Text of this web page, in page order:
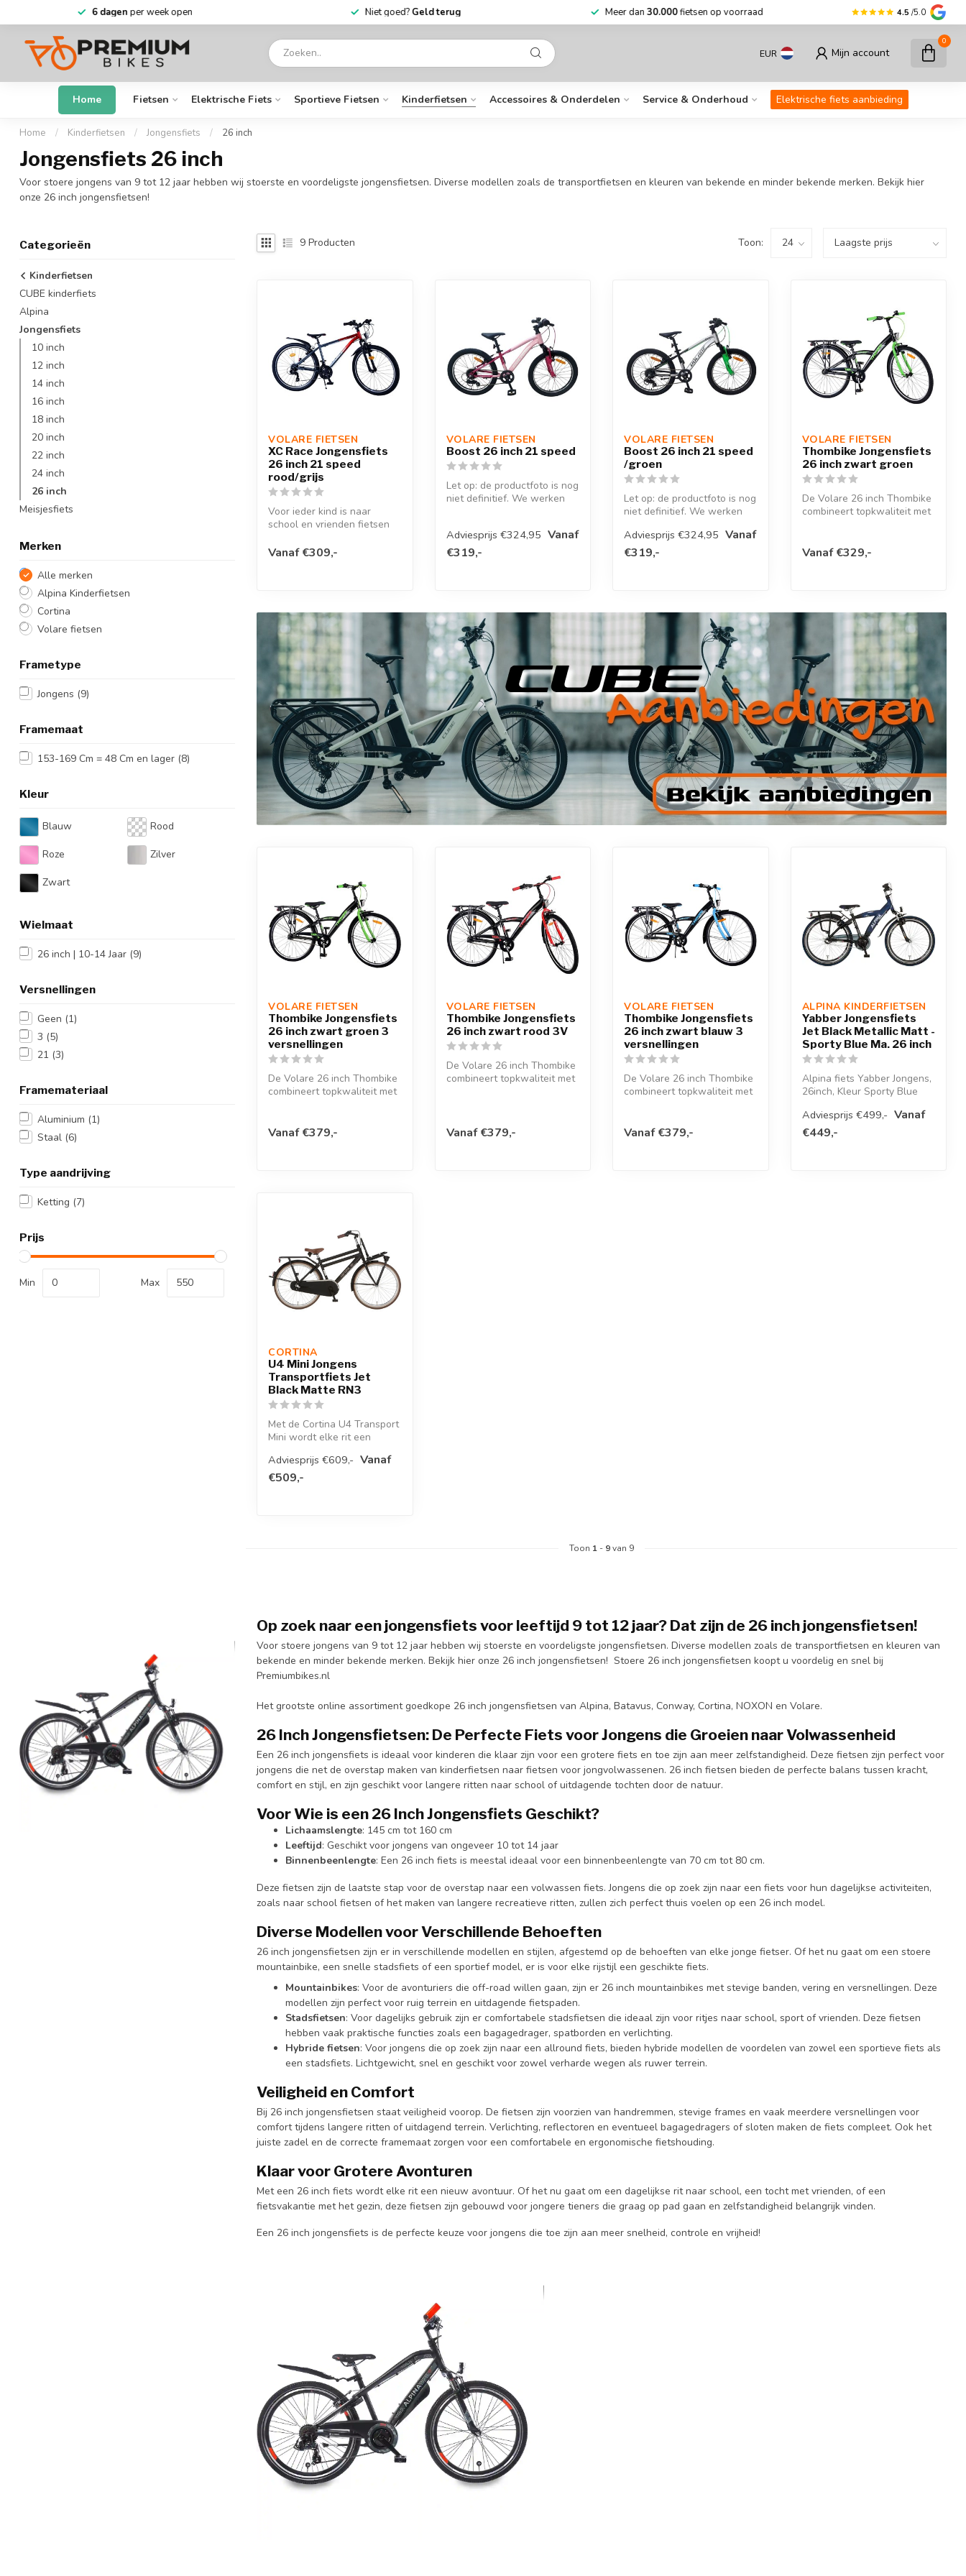
6 dagenper week open Niet goed?Geld terug Meer dan30.000fietsen op voorraad 4.5 /5.0
EUR Mijn account
0
Home Fietsen Elektrische Fiets Sportieve Fietsen Kinderfietsen Accessoires & Onderdelen Service & Onderhoud Elektrische fiets aanbieding
Home / Kinderfietsen / Jongensfiets / 26 inch
Jongensfiets 26 inch
Voor stoere jongens van 9 tot 12 jaar hebben wij stoerste en voordeligste jongensfietsen. Diverse modellen zoals de transportfietsen en kleuren van bekende en minder bekende merken. Bekijk hier
onze 26 inch jongensfietsen!
Categorieën
Kinderfietsen
CUBE kinderfiets
Alpina
Jongensfiets
10 inch
12 inch
14 inch
16 inch
18 inch
20 inch
22 inch
24 inch
26 inch
Meisjesfiets
Merken
Alle merken
Alpina Kinderfietsen
Cortina
Volare fietsen
Frametype
Jongens (9)
Framemaat
153-169 Cm = 48 Cm en lager (8)
Kleur
Blauw Rood
Roze Zilver
Zwart
Wielmaat
26 inch | 10-14 Jaar (9)
Versnellingen
Geen (1)
3 (5)
21 (3)
Framemateriaal
Aluminium (1)
Staal (6)
Type aandrijving
Ketting (7)
Prijs
Min Max
9 Producten Toon:
VOLARE FIETSEN
XC Race Jongensfiets
26 inch 21 speed
rood/grijs
Voor ieder kind is naar
school en vrienden fietsen
XC ...
Vanaf €309,-
VOLARE FIETSEN
Boost 26 inch 21 speed
Let op: de productfoto is nog
niet definitief. We werken
Adviesprijs €324,95 Vanaf
€319,-
VOLARE FIETSEN
Boost 26 inch 21 speed
/groen
Let op: de productfoto is nog
niet definitief. We werken
Adviesprijs €324,95 Vanaf
€319,-
VOLARE FIETSEN
Thombike Jongensfiets
26 inch zwart groen
De Volare 26 inch Thombike
combineert topkwaliteit met
Vanaf €329,-
VOLARE FIETSEN
Thombike Jongensfiets
26 inch zwart groen 3
versnellingen
De Volare 26 inch Thombike
combineert topkwaliteit met
Vanaf €379,-
VOLARE FIETSEN
Thombike Jongensfiets
26 inch zwart rood 3V
De Volare 26 inch Thombike
combineert topkwaliteit met
Vanaf €379,-
VOLARE FIETSEN
Thombike Jongensfiets
26 inch zwart blauw 3
versnellingen
De Volare 26 inch Thombike
combineert topkwaliteit met
Vanaf €379,-
ALPINA KINDERFIETSEN
Yabber Jongensfiets
Jet Black Metallic Matt -
Sporty Blue Ma. 26 inch
Alpina fiets Yabber Jongens,
26inch, Kleur Sporty Blue
Adviesprijs €499,- Vanaf
€449,-
CORTINA
U4 Mini Jongens
Transportfiets Jet
Black Matte RN3
Met de Cortina U4 Transport
Mini wordt elke rit een
Adviesprijs €609,- Vanaf
€509,-
Toon 1 - 9van 9
Op zoek naar een jongensfiets voor leeftijd 9 tot 12 jaar? Dat zijn de 26 inch jongensfietsen!
Voor stoere jongens van 9 tot 12 jaar hebben wij stoerste en voordeligste jongensfietsen. Diverse modellen zoals de transportfietsen en kleuren van
bekende en minder bekende merken. Bekijk hier onze 26 inch jongensfietsen! Stoere 26 inch jongensfietsen koopt u voordelig en snel bij
Premiumbikes.nl
Het grootste online assortiment goedkope 26 inch jongensfietsen van Alpina, Batavus, Conway, Cortina, NOXON en Volare.
26 Inch Jongensfietsen: De Perfecte Fiets voor Jongens die Groeien naar Volwassenheid
Een 26 inch jongensfiets is ideaal voor kinderen die klaar zijn voor een grotere fiets en toe zijn aan meer zelfstandigheid. Deze fietsen zijn perfect voor
jongens die net de overstap maken van kinderfietsen naar fietsen voor jongvolwassenen. 26 inch fietsen bieden de perfecte balans tussen kracht,
comfort en stijl, en zijn geschikt voor langere ritten naar school of uitdagende tochten door de natuur.
Voor Wie is een 26 Inch Jongensfiets Geschikt?
Lichaamslengte: 145 cm tot 160 cm
Leeftijd: Geschikt voor jongens van ongeveer 10 tot 14 jaar
Binnenbeenlengte: Een 26 inch fiets is meestal ideaal voor een binnenbeenlengte van 70 cm tot 80 cm.
Deze fietsen zijn de laatste stap voor de overstap naar een volwassen fiets. Jongens die op zoek zijn naar een fiets voor hun dagelijkse activiteiten,
zoals naar school fietsen of het maken van langere recreatieve ritten, zullen zich perfect thuis voelen op een 26 inch model.
Diverse Modellen voor Verschillende Behoeften
26 inch jongensfietsen zijn er in verschillende modellen en stijlen, afgestemd op de behoeften van elke jonge fietser. Of het nu gaat om een stoere
mountainbike, een snelle stadsfiets of een sportief model, er is voor elke rijstijl een geschikte fiets.
Mountainbikes: Voor de avonturiers die off-road willen gaan, zijn er 26 inch mountainbikes met stevige banden, vering en versnellingen. Deze
modellen zijn perfect voor ruig terrein en uitdagende fietspaden.
Stadsfietsen: Voor dagelijks gebruik zijn er comfortabele stadsfietsen die ideaal zijn voor ritjes naar school, sport of vrienden. Deze fietsen
hebben vaak praktische functies zoals een bagagedrager, spatborden en verlichting.
Hybride fietsen: Voor jongens die op zoek zijn naar een allround fiets, bieden hybride modellen de voordelen van zowel een sportieve fiets als
een stadsfiets. Lichtgewicht, snel en geschikt voor zowel verharde wegen als ruwer terrein.
Veiligheid en Comfort
Bij 26 inch jongensfietsen staat veiligheid voorop. De fietsen zijn voorzien van handremmen, stevige frames en vaak meerdere versnellingen voor
comfort tijdens langere ritten of uitdagend terrein. Verlichting, reflectoren en eventueel bagagedragers of sloten maken de fiets compleet. Ook het
juiste zadel en de correcte framemaat zorgen voor een comfortabele en ergonomische fietshouding.
Klaar voor Grotere Avonturen
Met een 26 inch fiets wordt elke rit een nieuw avontuur. Of het nu gaat om een dagelijkse rit naar school, een tocht met vrienden, of een
fietsvakantie met het gezin, deze fietsen zijn gebouwd voor jongere tieners die graag op pad gaan en zelfstandigheid belangrijk vinden.
Een 26 inch jongensfiets is de perfecte keuze voor jongens die toe zijn aan meer snelheid, controle en vrijheid!